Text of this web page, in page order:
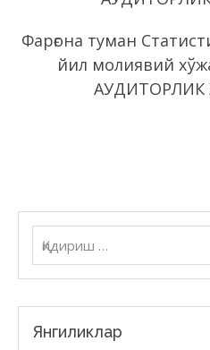
Фарғона туман
йил молиявий
АУДИТОРЛИК
Янгиликлар